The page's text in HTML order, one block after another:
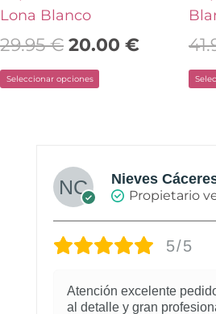
Lona Blanco
29.95€ 20.00 €
Seleccionar opciones
la
página
producto
la
Nieves
Propietario
5/5
Atención excelente
al detalle y gran